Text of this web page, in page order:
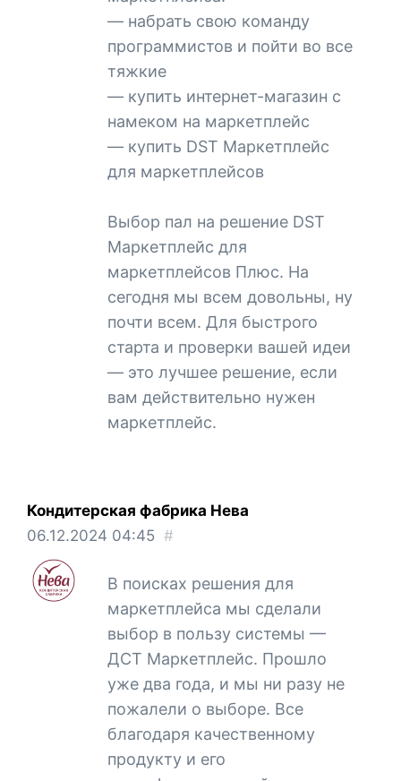
— набрать свою команду
программистов и пойти во все
тяжкие
— купить интернет-магазин с
намеком на маркетплейс
— купить DST Маркетплейс
для маркетплейсов
Выбор пал на решение DST
Маркетплейс для
маркетплейсов Плюс. На
сегодня мы всем довольны, ну
почти всем. Для быстрого
старта и проверки вашей идеи
— это лучшее решение, если
вам действительно нужен
маркетплейс.
Кондитерская фабрика Нева
06.12.2024 04:45 #
В поисках решения для
маркетплейса мы сделали
выбор в пользу системы —
ДСТ Маркетплейс. Прошло
уже два года, и мы ни разу не
пожалели о выборе. Все
благодаря качественному
продукту и его